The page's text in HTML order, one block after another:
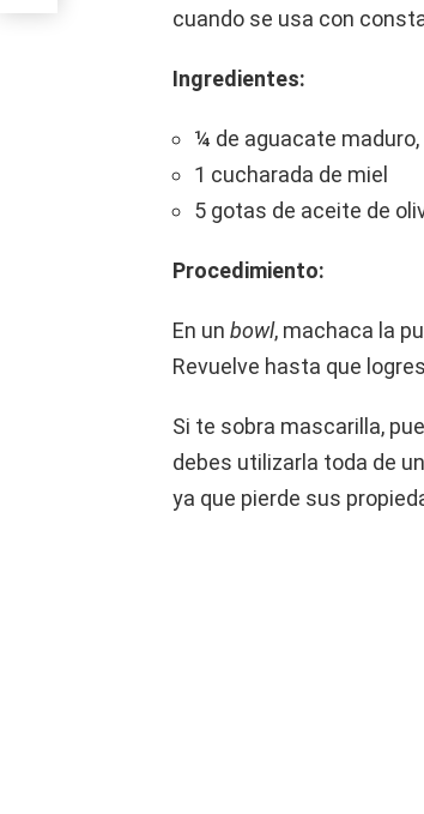
cuando se usa con
Ingredientes:
¼ de aguacate maduro,
1 cucharada de miel
5 gotas de aceite de
Procedimiento:
En un bowl, machaca la
Revuelve hasta que
Si te sobra mascarilla,
debes utilizarla toda de
ya que pierde sus